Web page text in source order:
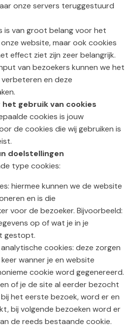
onze servers teruggestuurd
is van groot belang voor het
website, maar ook cookies
effect ziet zijn zeer belangrijk.
van bezoekers kunnen we het
en deze
gebruik van cookies
cookies is jouw
de cookies die wij gebruiken is
doelstellingen
type cookies:
hiermee kunnen we de website
en is die
voor de bezoeker. Bijvoorbeeld:
op of wat je in je
gestopt.
cookies: deze zorgen
wanner je en website
cookie word gegenereerd.
of je de site al eerder bezocht
het eerste bezoek, word er en
bij volgende bezoeken word er
de reeds bestaande cookie.